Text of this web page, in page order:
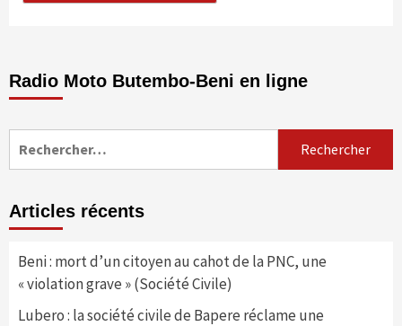
Radio Moto Butembo-Beni en ligne
Articles récents
Beni : mort d’un citoyen au cahot de la PNC, une
« violation grave » (Société Civile)
Lubero : la société civile de Bapere réclame une